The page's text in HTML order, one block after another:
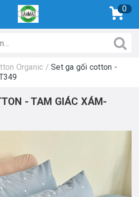
0
Organic / Set ga gối cotton -
- TAM GIÁC XÁM-